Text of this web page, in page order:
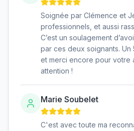
Soignée par Clémence et
professionnels, et aussi
C’est un soulagement
par ces deux soignants. Un
et merci encore pour votre
attention !
Marie Soubelet
C'est avec toute ma